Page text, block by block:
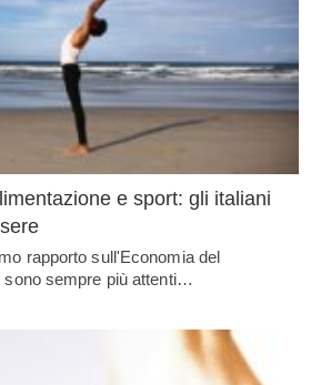
e sport: gli italiani
rapporto sull'Economia del
sono sempre più attenti…